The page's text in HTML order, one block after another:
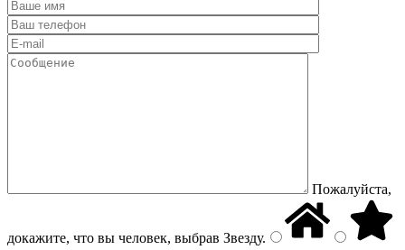
Пожалуйста,
докажите, что вы человек, выбрав Звезду.